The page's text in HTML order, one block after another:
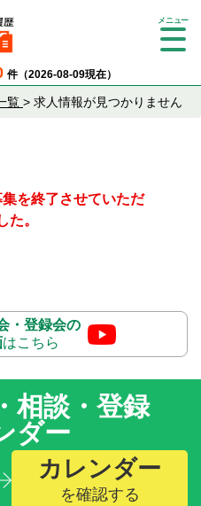
件（2026-08-09現在）
Tog
ion
覧 > 求人情報が見つかりません
を終了させていただ
た。
・登録会の
はこちら
相談・登録
ダー
カレンダー
を確認する